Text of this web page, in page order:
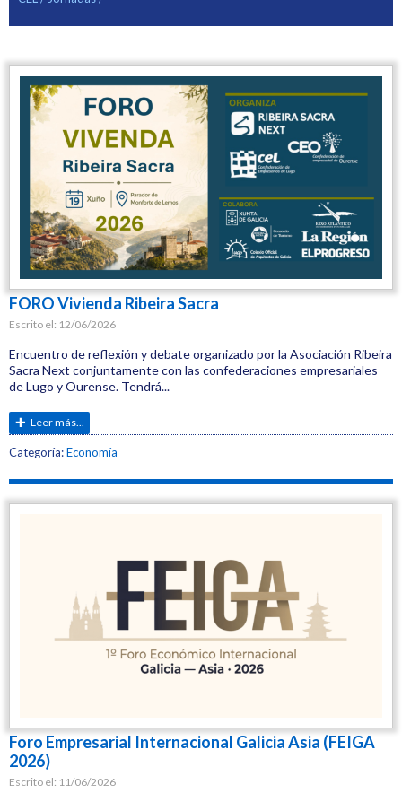
FORO Vivienda Ribeira Sacra
Escrito el: 12/06/2026
Encuentro de reflexión y debate organizado por la Asociación Ribeira
Sacra Next conjuntamente con las confederaciones empresariales
de Lugo y Ourense. Tendrá...
Leer más...
Categoría:Economía
Etiquetas:
Jornadas
Foro Empresarial Internacional Galicia Asia (FEIGA
2026)
Escrito el: 11/06/2026